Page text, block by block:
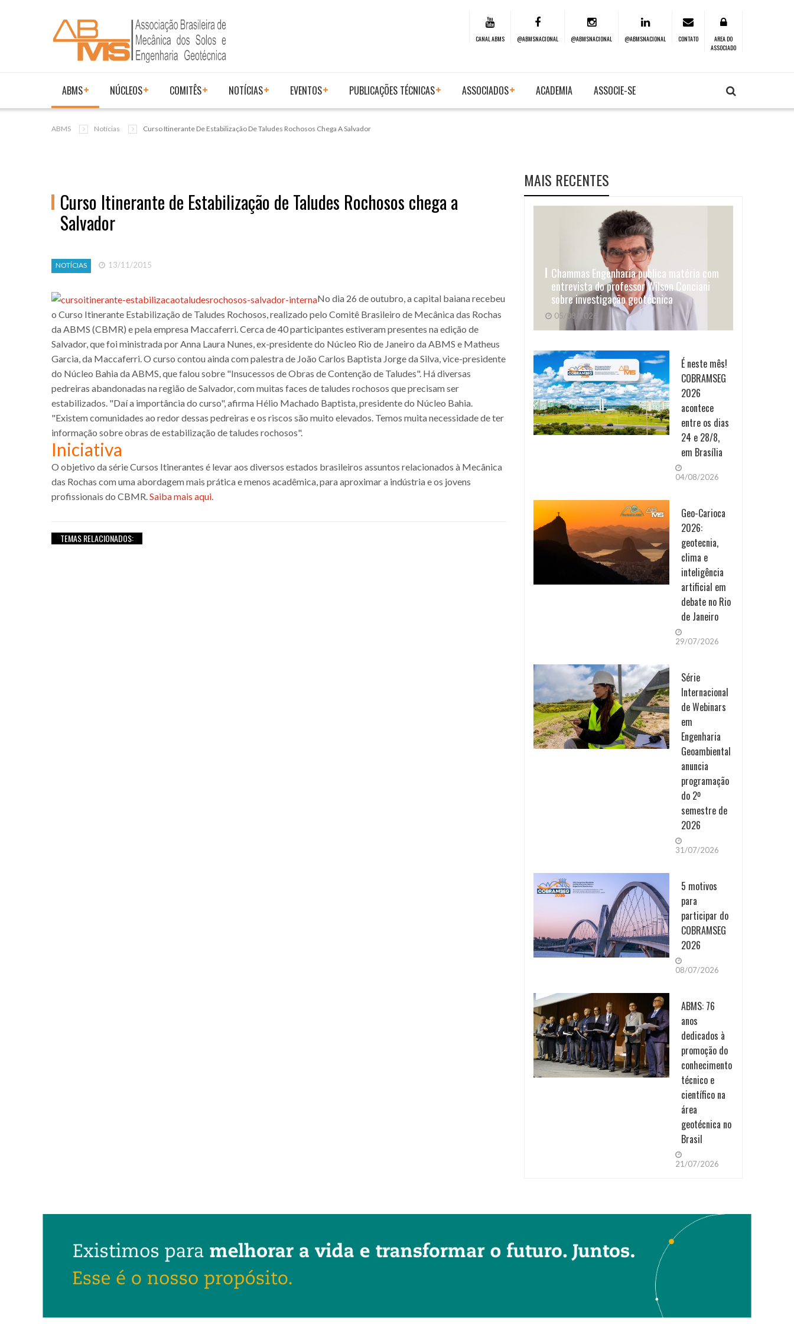
CANAL ABMS @ABMSNACIONAL @ABMSNACIONAL @ABMSNACIONAL CONTATO
AREA DO
ASSOCIADO
ABMS NÚCLEOS COMITÊS NOTÍCIAS EVENTOS PUBLICAÇÕES TÉCNICAS ASSOCIADOS ACADEMIA ASSOCIE-SE
ABMS Notícias Curso Itinerante De Estabilização De Taludes Rochosos Chega A Salvador
Curso Itinerante de Estabilização de Taludes Rochosos chega a
Salvador
NOTÍCIAS 13/11/2015
No dia 26 de outubro, a capital baiana recebeu
o Curso Itinerante Estabilização de Taludes Rochosos, realizado pelo Comitê Brasileiro de Mecânica das Rochas
da ABMS (CBMR) e pela empresa Maccaferri. Cerca de 40 participantes estiveram presentes na edição de
Salvador, que foi ministrada por Anna Laura Nunes, ex-presidente do Núcleo Rio de Janeiro da ABMS e Matheus
Garcia, da Maccaferri. O curso contou ainda com palestra de João Carlos Baptista Jorge da Silva, vice-presidente
do Núcleo Bahia da ABMS, que falou sobre "Insucessos de Obras de Contenção de Taludes". Há diversas
pedreiras abandonadas na região de Salvador, com muitas faces de taludes rochosos que precisam ser
estabilizados. "Daí a importância do curso", afirma Hélio Machado Baptista, presidente do Núcleo Bahia.
"Existem comunidades ao redor dessas pedreiras e os riscos são muito elevados. Temos muita necessidade de ter
informação sobre obras de estabilização de taludes rochosos".
Iniciativa
O objetivo da série Cursos Itinerantes é levar aos diversos estados brasileiros assuntos relacionados à Mecânica
das Rochas com uma abordagem mais prática e menos acadêmica, para aproximar a indústria e os jovens
profissionais do CBMR.Saiba mais aqui.
TEMAS RELACIONADOS:
MAIS RECENTES
Chammas Engenharia publica matéria com
entrevista do professor Wilson Conciani
sobre investigação geotécnica
05/08/2026
É neste mês!
COBRAMSEG
2026
acontece
entre os dias
24 e 28/8,
em Brasília
04/08/2026
Geo-Carioca
2026:
geotecnia,
clima e
inteligência
artificial em
debate no Rio
de Janeiro
29/07/2026
Série
Internacional
de Webinars
em
Engenharia
Geoambiental
anuncia
programação
do 2º
semestre de
2026
31/07/2026
5 motivos
para
participar do
COBRAMSEG
2026
08/07/2026
ABMS: 76
anos
dedicados à
promoção do
conhecimento
técnico e
científico na
área
geotécnica no
Brasil
21/07/2026